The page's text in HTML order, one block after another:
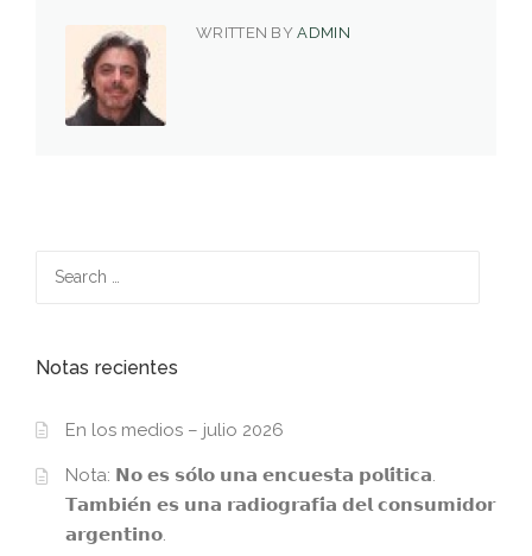
WRITTEN BYADMIN
Notas recientes
En los medios – julio 2026
Nota: 𝗡𝗼 𝗲𝘀 𝘀𝗼́𝗹𝗼 𝘂𝗻𝗮 𝗲𝗻𝗰𝘂𝗲𝘀𝘁𝗮 𝗽𝗼𝗹𝗶́𝘁𝗶𝗰𝗮.
𝗧𝗮𝗺𝗯𝗶𝗲́𝗻 𝗲𝘀 𝘂𝗻𝗮 𝗿𝗮𝗱𝗶𝗼𝗴𝗿𝗮𝗳𝗶́𝗮 𝗱𝗲𝗹 𝗰𝗼𝗻𝘀𝘂𝗺𝗶𝗱𝗼𝗿
𝗮𝗿𝗴𝗲𝗻𝘁𝗶𝗻𝗼.